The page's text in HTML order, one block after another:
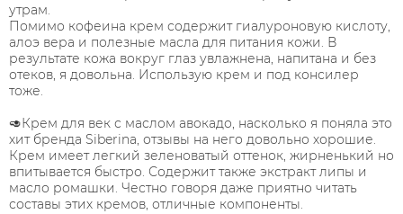
утрам.
Помимо кофеина крем содержит гиалуроновую кислоту,
алоэ вера и полезные масла для питания кожи. В
результате кожа вокруг глаз увлажнена, напитана и без
отеков, я довольна. Использую крем и под консилер
тоже.
🥑Крем для век с маслом авокадо, насколько я поняла это
хит бренда Siberina, отзывы на него довольно хорошие.
Крем имеет легкий зеленоватый оттенок, жирненький но
впитывается быстро. Содержит также экстракт липы и
масло ромашки. Честно говоря даже приятно читать
составы этих кремов, отличные компоненты.